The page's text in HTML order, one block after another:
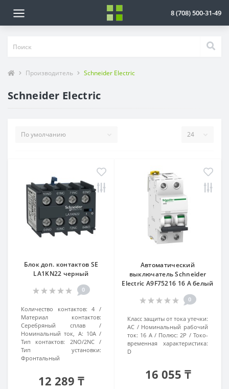
8 (708) 500-31-49
Производитель Schneider Electric
Schneider Electric
Блок доп. контактов SE
LA1KN22 черный
0
Количество контактов:
4
Материал контактов:
Серебряный сплав
Номинальный ток, A: 10А
Тип контактов:
2NO/2NC
Тип установки:
Фронтальный
12 289 ₸
Автоматический
выключатель Schneider
Electric A9F75216 16 A белый
0
Класс защиты от тока утечки:
AC
Номинальный рабочий
ток: 16 А Полюс: 2P
Токо-
временная характеристика:
D
16 055 ₸